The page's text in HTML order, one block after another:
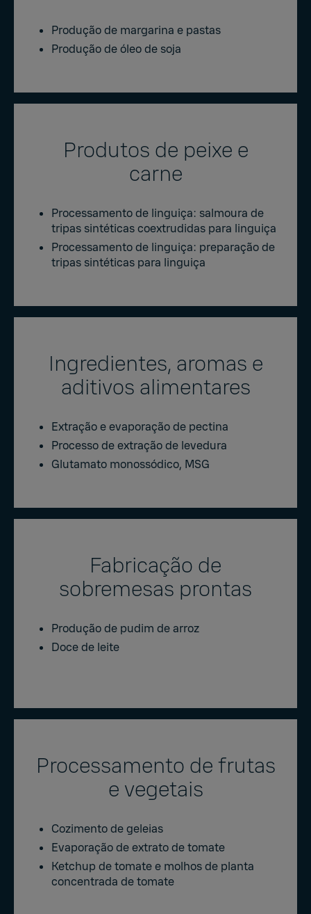
Produção de margarina e pastas
Produção de óleo de soja
Produtos de peixe e
carne
Processamento de linguiça: salmoura de
tripas sintéticas coextrudidas para linguiça
Processamento de linguiça: preparação de
tripas sintéticas para linguiça
Ingredientes, aromas e
aditivos alimentares
Extração e evaporação de pectina
Processo de extração de levedura
Glutamato monossódico, MSG
Fabricação de
sobremesas prontas
Produção de pudim de arroz
Doce de leite
Processamento de frutas
e vegetais
Cozimento de geleias
Evaporação de extrato de tomate
Ketchup de tomate e molhos de planta
concentrada de tomate